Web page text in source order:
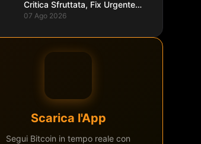
Critica Sfruttata, Fix Urgente
alla 2.4.2
07 Ago 2026
Scarica l'App
Segui Bitcoin in tempo reale con